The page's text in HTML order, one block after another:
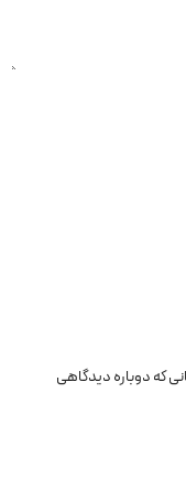
که دوباره دیدگاهی